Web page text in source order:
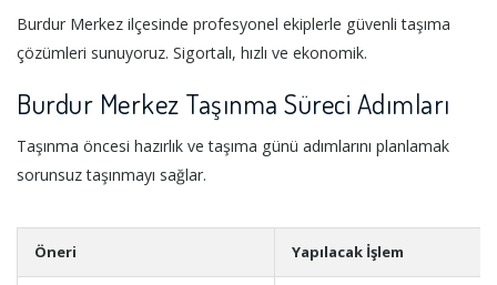
Burdur Merkez ilçesinde profesyonel ekiplerle güvenli taşıma
çözümleri sunuyoruz. Sigortalı, hızlı ve ekonomik.
Burdur Merkez Taşınma Süreci Adımları
Taşınma öncesi hazırlık ve taşıma günü adımlarını planlamak
sorunsuz taşınmayı sağlar.
Öneri Yapılacak İşlem